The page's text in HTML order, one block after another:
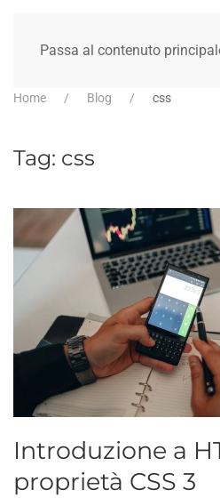
Passa al contenuto
Home Blog css
Tag: css
Introduzione a
proprietà CSS 3